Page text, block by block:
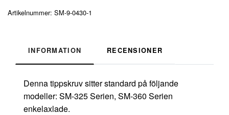
Artikelnummer: SM-9-0430-1
INFORMATION RECENSIONER
Denna tippskruv sitter standard på följande
modeller: SM-325 Serien, SM-360 Serien
enkelaxlade.